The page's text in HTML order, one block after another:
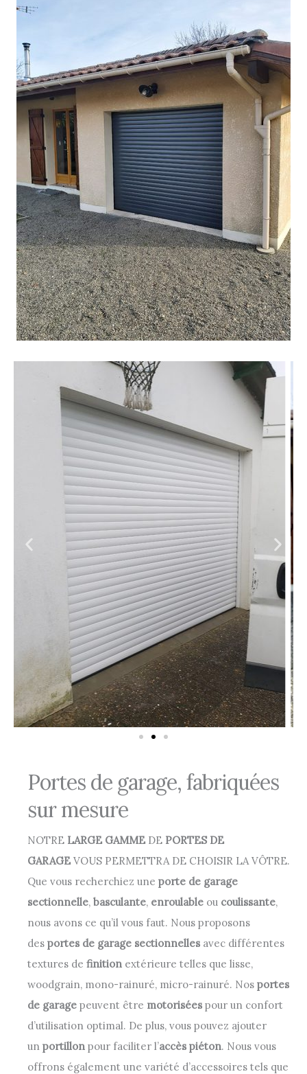
Portes de garage, fabriquées
sur mesure
NOTRE LARGE GAMME DE PORTES DE
GARAGE VOUS PERMETTRA DE CHOISIR LA VÔTRE.
Que vous recherchiez une porte de garage
sectionnelle, basculante, enroulable ou coulissante,
nous avons ce qu’il vous faut. Nous proposons
des portes de garage sectionnelles avec différentes
textures de finition extérieure telles que lisse,
woodgrain, mono-rainuré, micro-rainuré. Nos portes
de garage peuvent être motorisées pour un confort
d’utilisation optimal. De plus, vous pouvez ajouter
un portillon pour faciliter l’accès piéton. Nous vous
offrons également une variété d’accessoires tels que